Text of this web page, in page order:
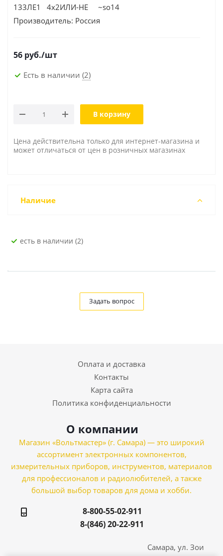
133ЛЕ1 4х2ИЛИ-НЕ ~so14
Производитель: Россия
56 руб./шт
Есть в наличии (2)
В корзину
Цена действительна только для интернет-магазина и
может отличаться от цен в розничных магазинах
Наличие
Есть в наличии (2)
Задать вопрос
Оплата и доставка
Контакты
Карта сайта
Политика конфиденциальности
О компании
Магазин «Вольтмастер» (г. Самара) — это широкий
ассортимент электронных компонентов,
измерительных приборов, инструментов, материалов
для профессионалов и радиолюбителей, а также
большой выбор товаров для дома и хобби.
8-800-55-02-911
8-(846) 20-22-911
Самара, ул. Зои